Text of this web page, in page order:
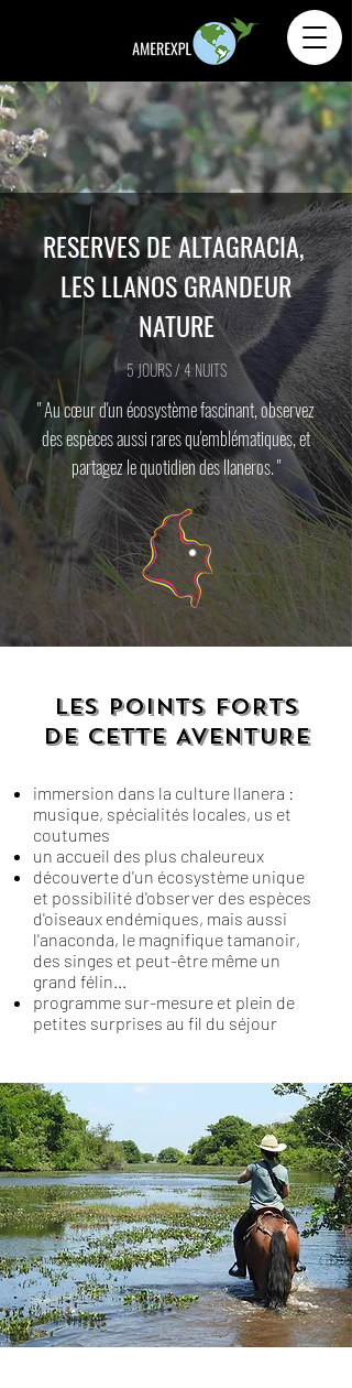
RESERVES DE ALTAGRACIA,
LES LLANOS GRANDEUR
NATURE
5 JOURS / 4 NUITS
" Au cœur d'un écosystème fascinant, observez
des espèces aussi rares qu'emblématiques, et
partagez le quotidien des llaneros. "
LES POINTS FORTS
DE CETTE AVENTURE
immersion dans la culture llanera :
musique, spécialités locales, us et
coutumes
un accueil des plus chaleureux
découverte d'un écosystème unique
et possibilité d'observer des espèces
d'oiseaux endémiques, mais aussi
l'anaconda, le magnifique tamanoir,
des singes et peut-être même un
grand félin...
programme sur-mesure et plein de
petites surprises au fil du séjour